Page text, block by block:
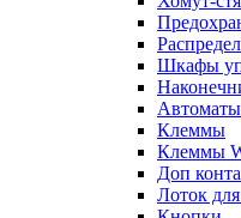
Шкафы
Клеммы
Клеммы
Доп
Лоток